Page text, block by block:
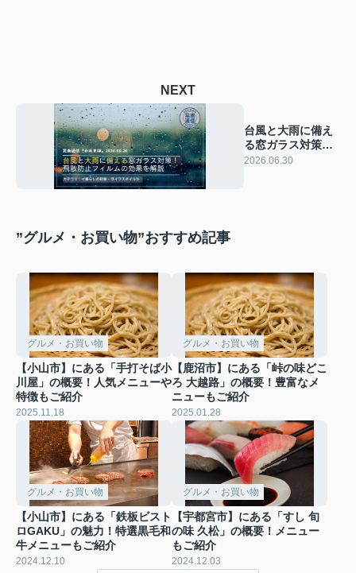
NEXT
台風と大雨に備え
る窓ガラス対策！
飛散防止フィルム
2026.06.30
”グルメ・お買い物”おすすめ記事
グルメ・お買い物
【小山市】にある「手打そば小
川屋」の概要！人気メニューや
特徴もご紹介
2025.11.18
グルメ・お買い物
【鹿沼市】にある「峠の味どこ
ろ 大越路」の概要！豊富なメ
ニューもご紹介
2025.01.28
グルメ・お買い物
【小山市】にある「鉄板ビスト
ロGAKU」の魅力！特選黒毛和
牛メニューもご紹介
2024.12.10
グルメ・お買い物
【宇都宮市】にある「すし 旬
の味 久松」の概要！メニュー
もご紹介
2024.12.03